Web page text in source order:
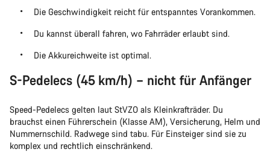
Die Geschwindigkeit reicht für entspanntes Vorankommen.
Du kannst überall fahren, wo Fahrräder erlaubt sind.
Die Akkureichweite ist optimal.
S-Pedelecs (45 km/h) – nicht für Anfänger
Speed-Pedelecs gelten laut StVZO als Kleinkrafträder. Du
brauchst einen Führerschein (Klasse AM), Versicherung, Helm und
Nummernschild. Radwege sind tabu. Für Einsteiger sind sie zu
komplex und rechtlich einschränkend.